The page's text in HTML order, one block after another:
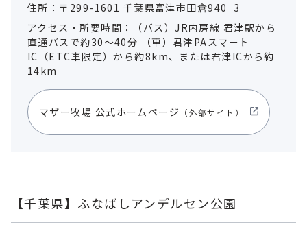
住所：〒299-1601 千葉県富津市田倉940−3
アクセス・所要時間：（バス）JR内房線 君津駅から
直通バスで約30～40分 （車）君津PAスマート
IC（ETC車限定）から約8km、または君津ICから約
14km
マザー牧場 公式ホームページ （外部サイト）
【千葉県】ふなばしアンデルセン公園